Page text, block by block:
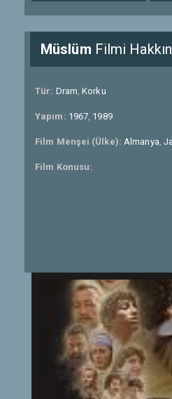
Müslüm Filmi
Tür: Dram,Korku
Yapım: 1967, 1989
Film Menşei (Ülke): Almanya,
Film Konusu: